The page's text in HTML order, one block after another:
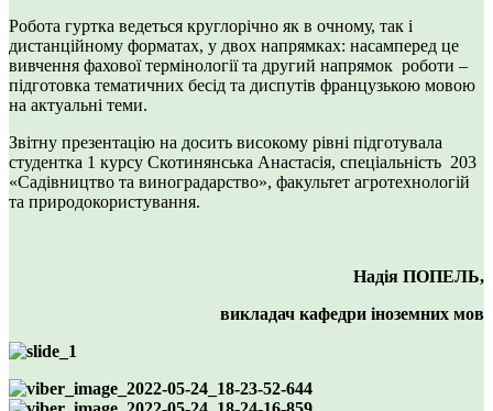
Робота гуртка ведеться круглорічно як в очному, так і
дистанційному форматах, у двох напрямках: насамперед це
вивчення фахової термінології та другий напрямок роботи –
підготовка тематичних бесід та диспутів французькою мовою
на актуальні теми.
Звітну презентацію на досить високому рівні підготувала
студентка 1 курсу Скотинянська Анастасія, спеціальність 203
«Садівництво та виноградарство», факультет агротехнологій
та природокористування.
Надія ПОПЕЛЬ,
викладач кафедри іноземних мов